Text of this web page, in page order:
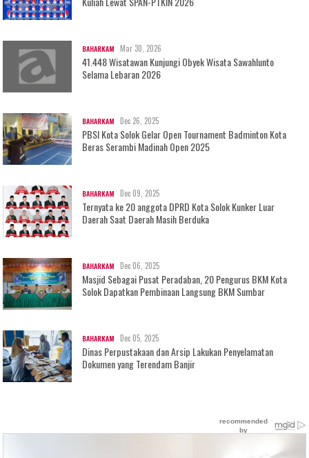
BAHARKAM Mar 30, 2026
41.448 Wisatawan Kunjungi Obyek Wisata Sawahlunto
Selama Lebaran 2026
BAHARKAM Dec 26, 2025
PBSI Kota Solok Gelar Open Tournament Badminton Kota
Beras Serambi Madinah Open 2025
BAHARKAM Dec 09, 2025
Ternyata ke 20 anggota DPRD Kota Solok Kunker Luar
Daerah Saat Daerah Masih Berduka
BAHARKAM Dec 06, 2025
Masjid Sebagai Pusat Peradaban, 20 Pengurus BKM Kota
Solok Dapatkan Pembinaan Langsung BKM Sumbar
BAHARKAM Dec 05, 2025
Dinas Perpustakaan dan Arsip Lakukan Penyelamatan
Dokumen yang Terendam Banjir